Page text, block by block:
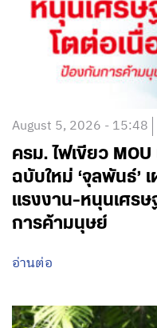
August 5, 2026 - 15:48
ครม. ไฟเขียว
ฉบับใหม่ ‘จุลพันธ์’
แรงงาน-หนุนเศร
การค้ามนุษย์
อ่านต่อ